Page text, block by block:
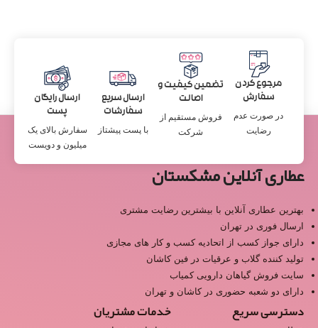
مرجوع کردن
سفارش
در صورت عدم
رضایت
تضمین کیفیت و
اصالت
فروش مستقیم از
شرکت
ارسال سریع
سفارشات
با پست پیشتاز
ارسال رایگان
پست
سفارش بالای یک
میلیون و دویست
عطاری آنلاین مشکستان
بهترین عطاری آنلاین با بیشترین رضایت مشتری
ارسال فوری در تهران
دارای جواز کسب از اتحادیه کسب و کار های مجازی
تولید کننده گلاب و عرقیات در فین کاشان
سایت فروش گیاهان دارویی کمیاب
دارای دو شعبه حضوری در کاشان و تهران
دسترسی سریع خدمات مشتریان